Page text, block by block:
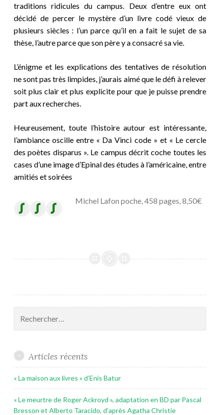
traditions ridicules du campus. Deux d’entre eux ont
décidé de percer le mystère d’un livre codé vieux de
plusieurs siècles : l’un parce qu’il en a fait le sujet de sa
thèse, l’autre parce que son père y a consacré sa vie.
L’énigme et les explications des tentatives de résolution
ne sont pas très limpides, j’aurais aimé que le défi à relever
soit plus clair et plus explicite pour que je puisse prendre
part aux recherches.
Heureusement, toute l’histoire autour est intéressante,
l’ambiance oscille entre « Da Vinci code » et « Le cercle
des poètes disparus ». Le campus décrit coche toutes les
cases d’une image d’Epinal des études à l’américaine, entre
amitiés et soirées
Michel Lafon poche, 458 pages, 8,50€
Articles récents
« La maison aux livres » d’Enis Batur
« Le meurtre de Roger Ackroyd », adaptation en BD par Pascal
Bresson et Alberto Taracido, d’après Agatha Christie